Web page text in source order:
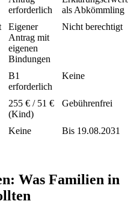
erforderlich
als Abkömmling
Eigener
Antrag mit
eigenen
Bindungen
Nicht berechtigt
B1
erforderlich
Keine
255 € / 51 €
(Kind)
Gebührenfrei
Keine Bis 19.08.2031
Was Familien in